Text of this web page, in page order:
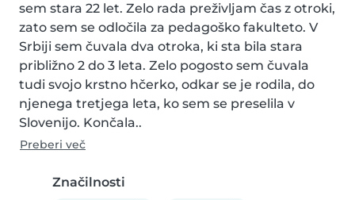
sem stara 22 let. Zelo rada preživljam čas z otroki,
zato sem se odločila za pedagoško fakulteto. V
Srbiji sem čuvala dva otroka, ki sta bila stara
približno 2 do 3 leta. Zelo pogosto sem čuvala
tudi svojo krstno hčerko, odkar se je rodila, do
njenega tretjega leta, ko sem se preselila v
Slovenijo. Končala..
Preberi več
Značilnosti